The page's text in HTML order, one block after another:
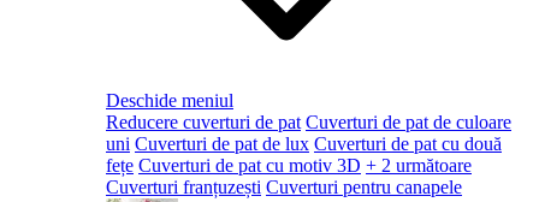
Deschide meniul
Reducere cuverturi de pat Cuverturi de pat de culoare
uni Cuverturi de pat de lux Cuverturi de pat cu două
fețe Cuverturi de pat cu motiv 3D + 2 următoare
Cuverturi franțuzești Cuverturi pentru canapele